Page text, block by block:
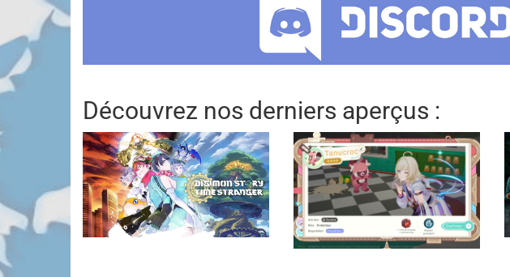
Découvrez nos derniers aperçus :